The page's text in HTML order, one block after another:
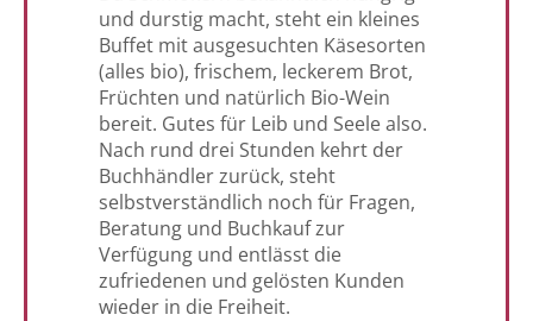
und durstig macht, steht ein kleines
Buffet mit ausgesuchten Käsesorten
(alles bio), frischem, leckerem Brot,
Früchten und natürlich Bio-Wein
bereit. Gutes für Leib und Seele also.
Nach rund drei Stunden kehrt der
Buchhändler zurück, steht
selbstverständlich noch für Fragen,
Beratung und Buchkauf zur
Verfügung und entlässt die
zufriedenen und gelösten Kunden
wieder in die Freiheit.